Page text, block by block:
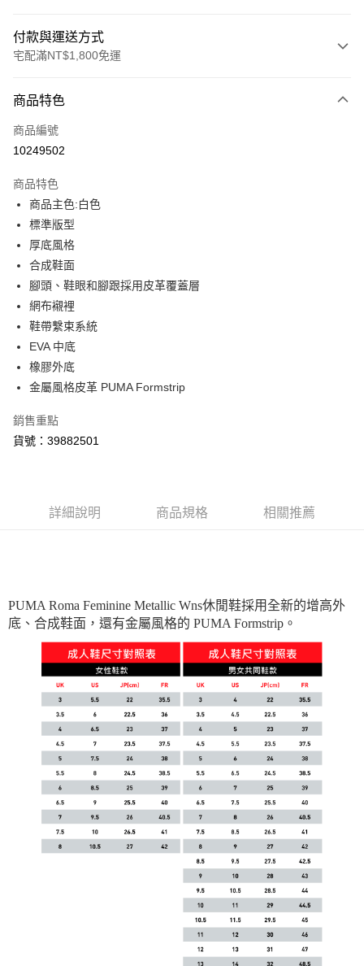
付款與運送方式
宅配滿NT$1,800免運
信用卡一次付款
LINE Pay
街口支付
悠遊付
Google Pay
貨到付款
運送方式
每筆NT$150，滿NT$1,800(含以上)免運費
商品特色
商品編號
10249502
商品特色
商品主色:白色
標準版型
厚底風格
合成鞋面
腳頭、鞋眼和腳跟採用皮革覆蓋層
網布襯裡
鞋帶繫束系統
EVA 中底
橡膠外底
金屬風格皮革 PUMA Formstrip
銷售重點
貨號：39882501
詳細說明 商品規格 相關推薦
PUMA Roma Feminine Metallic Wns休閒鞋採用全新的增高外
底、合成鞋面，還有金屬風格的 PUMA Formstrip。